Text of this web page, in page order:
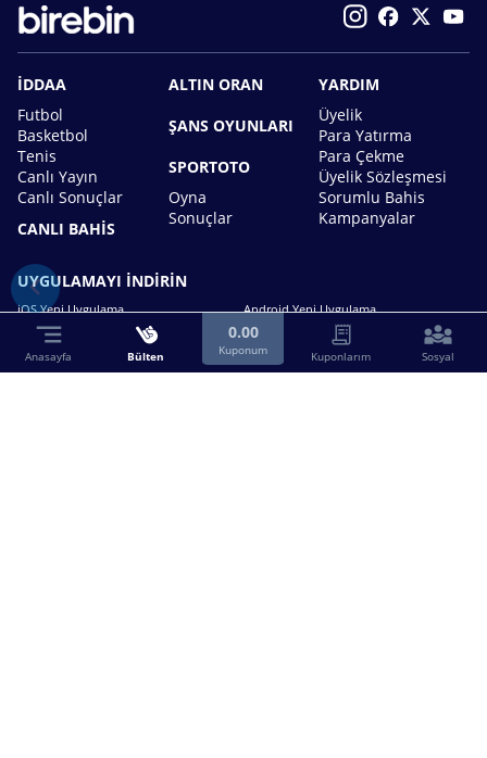
İDDAA
Futbol
Basketbol
Tenis
Canlı Yayın
Canlı Sonuçlar
CANLI BAHİS
ALTIN ORAN
ŞANS OYUNLARI
SPORTOTO
Oyna
Sonuçlar
YARDIM
Üyelik
Para Yatırma
Para Çekme
Üyelik Sözleşmesi
Sorumlu Bahis
Kampanyalar
UYGULAMAYI İNDİRİN
iOS Yeni Uygulama Android Yeni Uygulama
Anasayfa Bülten
0.00
Kuponum Kuponlarım Sosyal